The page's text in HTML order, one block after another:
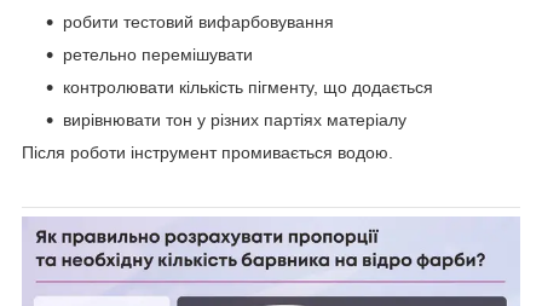
робити тестовий вифарбовування
ретельно перемішувати
контролювати кількість пігменту, що додається
вирівнювати тон у різних партіях матеріалу
Після роботи інструмент промивається водою.